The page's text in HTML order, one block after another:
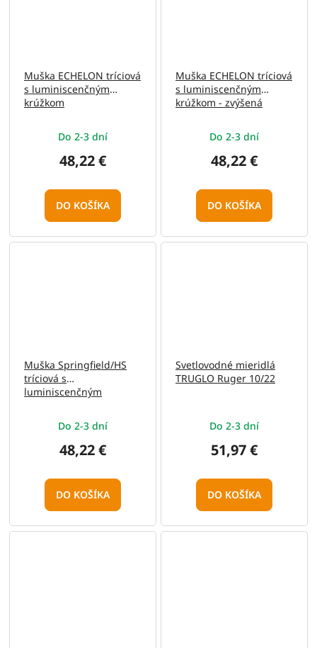
Muška ECHELON tríciová
s luminiscenčným
krúžkom
Do 2-3 dní
48,22 €
DO KOŠÍKA
Muška ECHELON tríciová
s luminiscenčným
krúžkom - zvýšená
Do 2-3 dní
48,22 €
DO KOŠÍKA
Muška Springfield/HS
tríciová s
luminiscenčným
Do 2-3 dní
48,22 €
DO KOŠÍKA
Svetlovodné mieridlá
TRUGLO Ruger 10/22
Do 2-3 dní
51,97 €
DO KOŠÍKA